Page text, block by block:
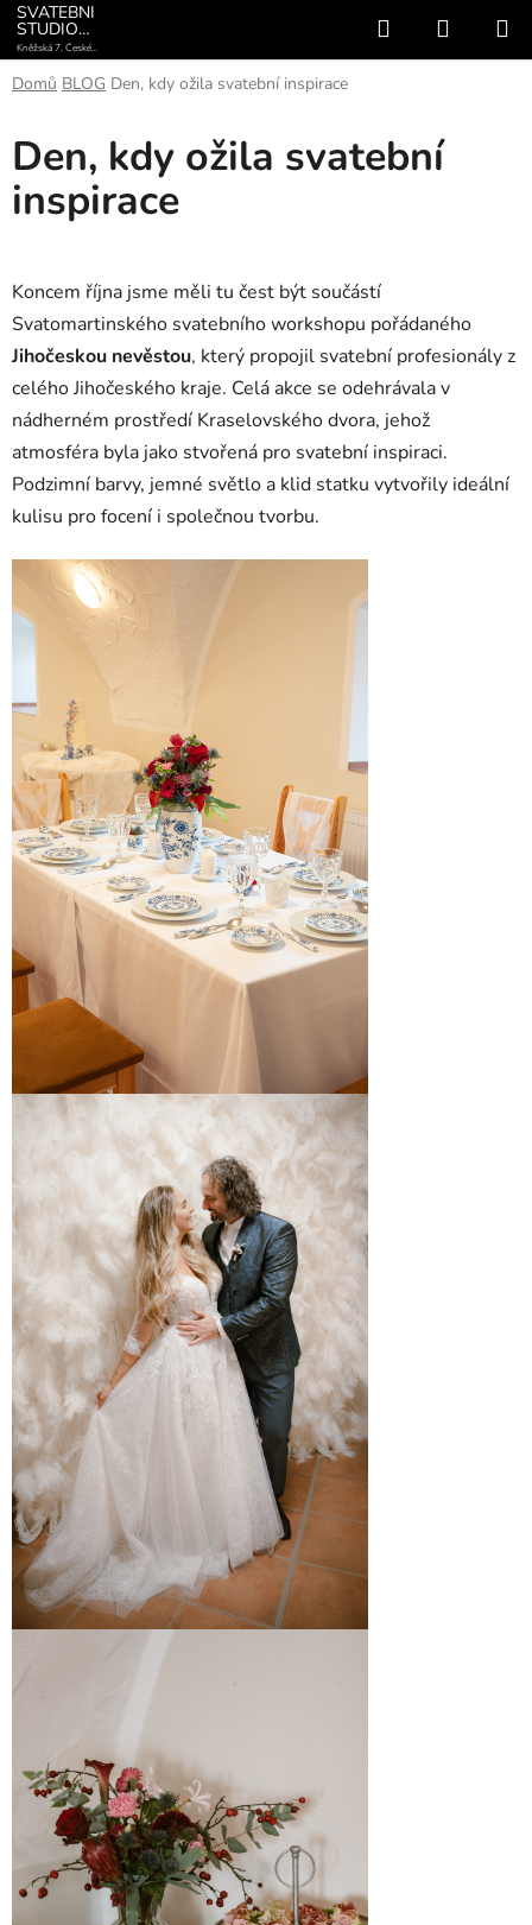
Přejít
na
obsah
SVATEBNÍ
STUDIO
AVALON
Kněžská 7, České
Budějovice +420 775
Hledat
KOŠÍK
Domů BLOG Den, kdy ožila svatební inspirace
Den, kdy ožila svatební
inspirace
Koncem října jsme měli tu čest být součástí
Svatomartinského svatebního workshopu pořádaného
Jihočeskou nevěstou, který propojil svatební profesionály z
celého Jihočeského kraje. Celá akce se odehrávala v
nádherném prostředí Kraselovského dvora, jehož
atmosféra byla jako stvořená pro svatební inspiraci.
Podzimní barvy, jemné světlo a klid statku vytvořily ideální
kulisu pro focení i společnou tvorbu.